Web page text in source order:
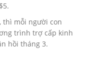
thì mỗi người con
trình trợ cấp kinh
hồi tháng 3.